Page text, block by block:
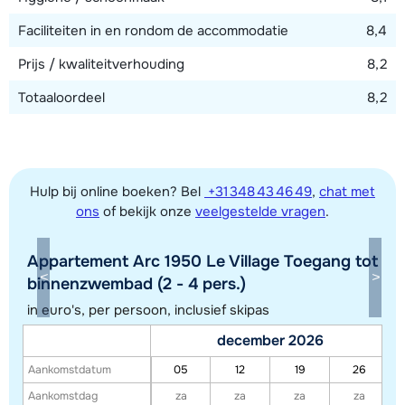
Toon alle accommodaties in dit gebied
Deze kaart geeft een indicatie van de ligging van onze accommodaties. De
exacte locatie kan enigszins afwijken.
Faciliteiten in en rondom de accommodatie
8,4
Prijs / kwaliteitverhouding
8,2
Totaaloordeel
8,2
Hulp bij online boeken? Bel +31 348 43 46 49, chat met
ons of bekijk onze veelgestelde vragen.
Appartement Arc 1950 Le Village Toegang tot
binnenzwembad (2 - 4 pers.)
in euro's, per persoon, inclusief skipas
Aankomstdatum
Aankomstdag
december 2026
05 12 19
26
za
za za za